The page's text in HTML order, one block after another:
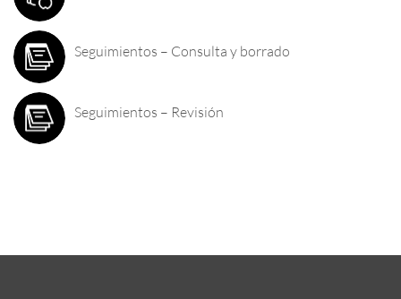
Seguimientos – Consulta y borrado
Seguimientos – Revisión